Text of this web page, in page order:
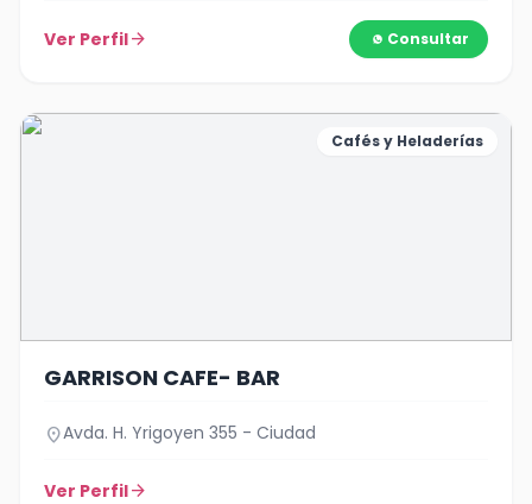
Ver Perfilarrow_forward Consultar
Cafés y Heladerías
GARRISON CAFE- BAR
location_onAvda. H. Yrigoyen 355 - Ciudad
Ver Perfilarrow_forward